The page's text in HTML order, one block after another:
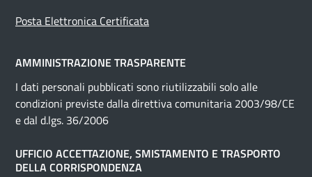
Posta Elettronica Certificata
AMMINISTRAZIONE TRASPARENTE
I dati personali pubblicati sono riutilizzabili solo alle
condizioni previste dalla direttiva comunitaria 2003/98/CE
e dal d.lgs. 36/2006
UFFICIO ACCETTAZIONE, SMISTAMENTO E TRASPORTO
DELLA CORRISPONDENZA